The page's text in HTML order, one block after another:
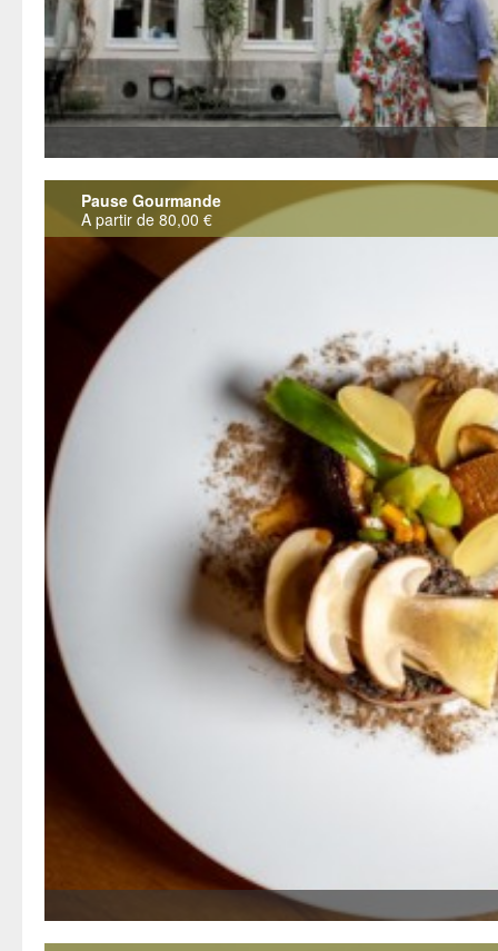
Pause Gourmande
A partir de 80,00 €